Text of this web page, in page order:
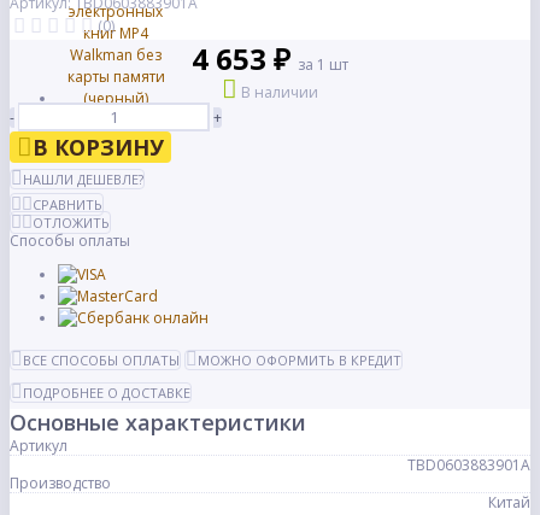
(0)
4 653 ₽ за 1 шт
В наличии
-
+
В КОРЗИНУ
НАШЛИ ДЕШЕВЛЕ?
СРАВНИТЬ
ОТЛОЖИТЬ
Способы оплаты
ВСЕ СПОСОБЫ ОПЛАТЫ
МОЖНО ОФОРМИТЬ В КРЕДИТ
ПОДРОБНЕЕ О ДОСТАВКЕ
Основные характеристики
Артикул
TBD0603883901A
Производство
Китай